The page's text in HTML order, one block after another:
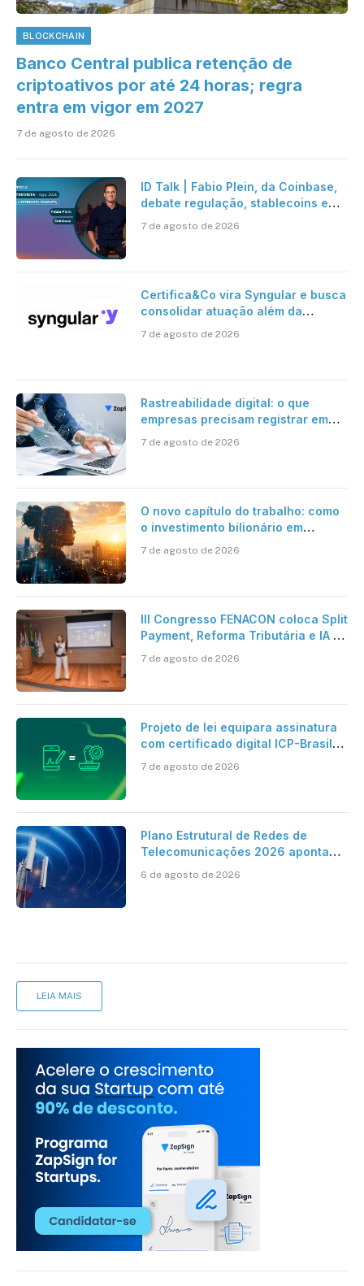
BLOCKCHAIN
Banco Central publica retenção de
criptoativos por até 24 horas; regra
entra em vigor em 2027
7 de agosto de 2026
ID Talk | Fabio Plein, da Coinbase,
debate regulação, stablecoins e
7 de agosto de 2026
Certifica&Co vira Syngular e busca
consolidar atuação além da
7 de agosto de 2026
Rastreabilidade digital: o que
empresas precisam registrar em
7 de agosto de 2026
O novo capítulo do trabalho: como
o investimento bilionário em
verdadeira era da inteligência
7 de agosto de 2026
III Congresso FENACON coloca Split
Payment, Reforma Tributária e IA no
7 de agosto de 2026
Projeto de lei equipara assinatura
com certificado digital ICP-Brasil
cartório
7 de agosto de 2026
Plano Estrutural de Redes de
Telecomunicações 2026 aponta
mantém desafio
6 de agosto de 2026
LEIA MAIS